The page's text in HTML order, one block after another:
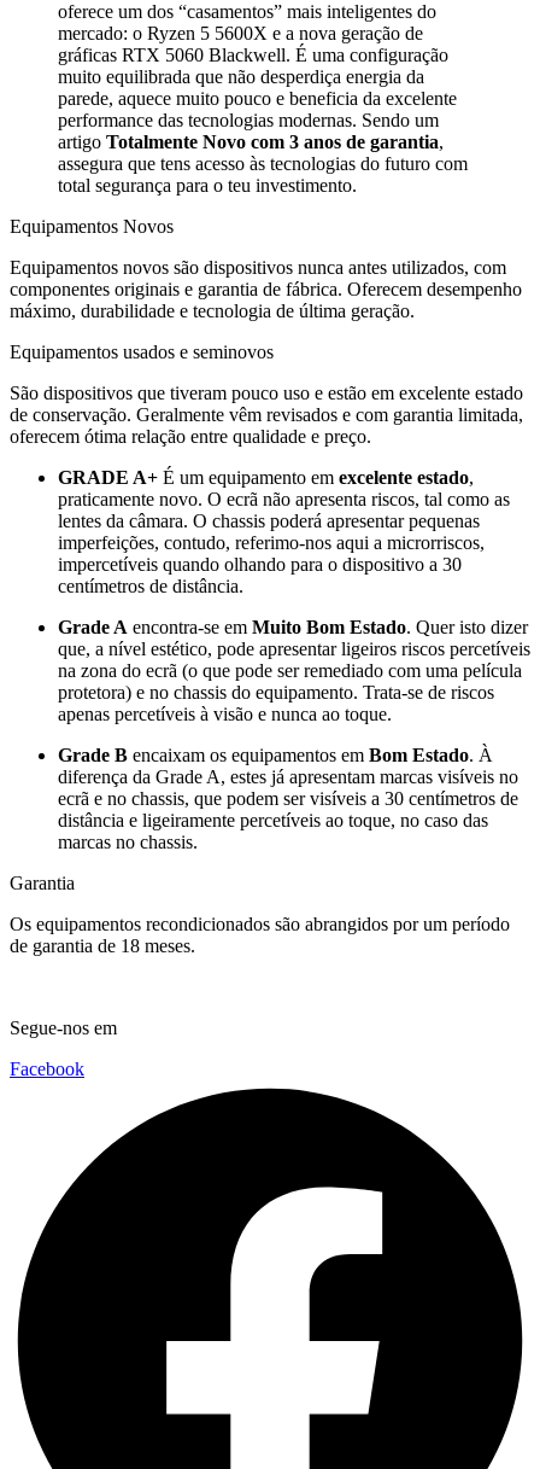
oferece um dos “casamentos” mais inteligentes do
mercado: o Ryzen 5 5600X e a nova geração de
gráficas RTX 5060 Blackwell. É uma configuração
muito equilibrada que não desperdiça energia da
parede, aquece muito pouco e beneficia da excelente
performance das tecnologias modernas. Sendo um
artigo Totalmente Novo com 3 anos de garantia,
assegura que tens acesso às tecnologias do futuro com
total segurança para o teu investimento.
Equipamentos Novos
Equipamentos novos são dispositivos nunca antes utilizados, com
componentes originais e garantia de fábrica. Oferecem desempenho
máximo, durabilidade e tecnologia de última geração.
Equipamentos usados e seminovos
São dispositivos que tiveram pouco uso e estão em excelente estado
de conservação. Geralmente vêm revisados e com garantia limitada,
oferecem ótima relação entre qualidade e preço.
GRADE A+ É um equipamento em excelente estado,
praticamente novo. O ecrã não apresenta riscos, tal como as
lentes da câmara. O chassis poderá apresentar pequenas
imperfeições, contudo, referimo-nos aqui a microrriscos,
impercetíveis quando olhando para o dispositivo a 30
centímetros de distância.
Grade A encontra-se em Muito Bom Estado. Quer isto dizer
que, a nível estético, pode apresentar ligeiros riscos percetíveis
na zona do ecrã (o que pode ser remediado com uma película
protetora) e no chassis do equipamento. Trata-se de riscos
apenas percetíveis à visão e nunca ao toque.
Grade B encaixam os equipamentos em Bom Estado. À
diferença da Grade A, estes já apresentam marcas visíveis no
ecrã e no chassis, que podem ser visíveis a 30 centímetros de
distância e ligeiramente percetíveis ao toque, no caso das
marcas no chassis.
Garantia
Os equipamentos recondicionados são abrangidos por um período
de garantia de 18 meses.
Segue-nos em
Facebook